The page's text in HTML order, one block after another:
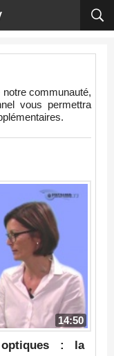
communauté,
vous permettra
14:50
optiques : la